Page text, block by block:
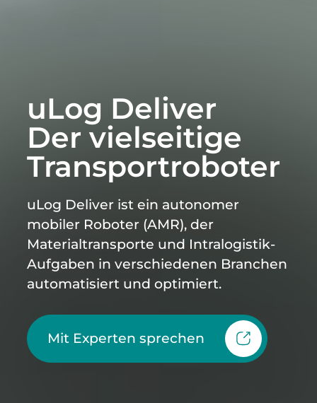
uLog Deliver
Der vielseitige
Transportroboter
uLog Deliver ist ein autonomer
mobiler Roboter (AMR), der
Materialtransporte und Intralogistik-
Aufgaben in verschiedenen Branchen
automatisiert und optimiert.
Mit Experten sprechen